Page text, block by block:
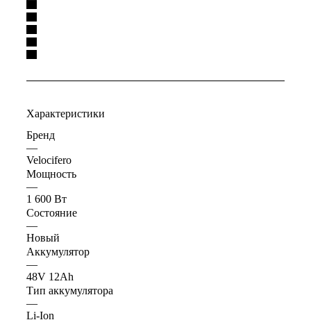
Характеристики
Бренд
—
Velocifero
Мощность
—
1 600 Вт
Состояние
—
Новый
Аккумулятор
—
48V 12Ah
Тип аккумулятора
—
Li-Ion